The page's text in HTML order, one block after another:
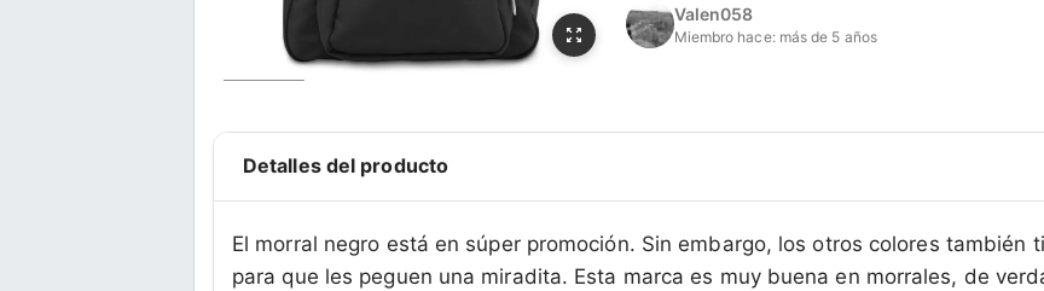
Valen058
Miembro hace: más de 5 años
Detalles del producto
El morral negro está en súper promoción. Sin embargo, los otros colores también
para que les peguen una miradita. Esta marca es muy buena en morrales, de